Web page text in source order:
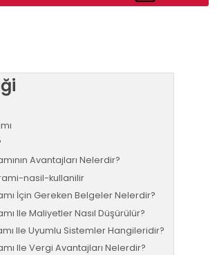
Avantajları Nelerdir?
nasil-kullanilir
İçin Gereken Belgeler Nelerdir?
Ile Maliyetler Nasıl Düşürülür?
Ile Uyumlu Sistemler Hangileridir?
Ile Vergi Avantajları Nelerdir?